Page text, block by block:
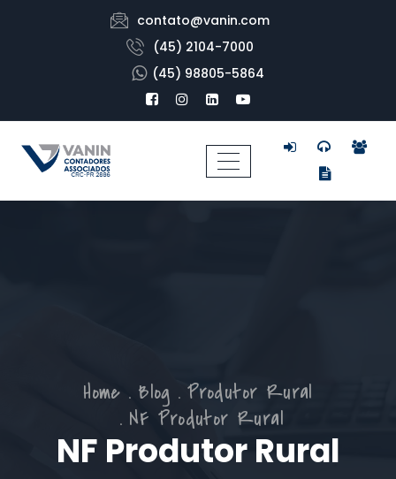
contato@vanin.com
(45) 2104-7000
(45) 98805-5864
Home Blog
Produtor Rural
NF Produtor Rural
NF Produtor Rural